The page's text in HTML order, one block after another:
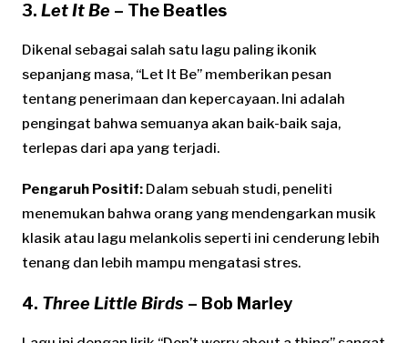
3. Let It Be – The Beatles
Dikenal sebagai salah satu lagu paling ikonik
sepanjang masa, “Let It Be” memberikan pesan
tentang penerimaan dan kepercayaan. Ini adalah
pengingat bahwa semuanya akan baik-baik saja,
terlepas dari apa yang terjadi.
Pengaruh Positif: Dalam sebuah studi, peneliti
menemukan bahwa orang yang mendengarkan musik
klasik atau lagu melankolis seperti ini cenderung lebih
tenang dan lebih mampu mengatasi stres.
4. Three Little Birds – Bob Marley